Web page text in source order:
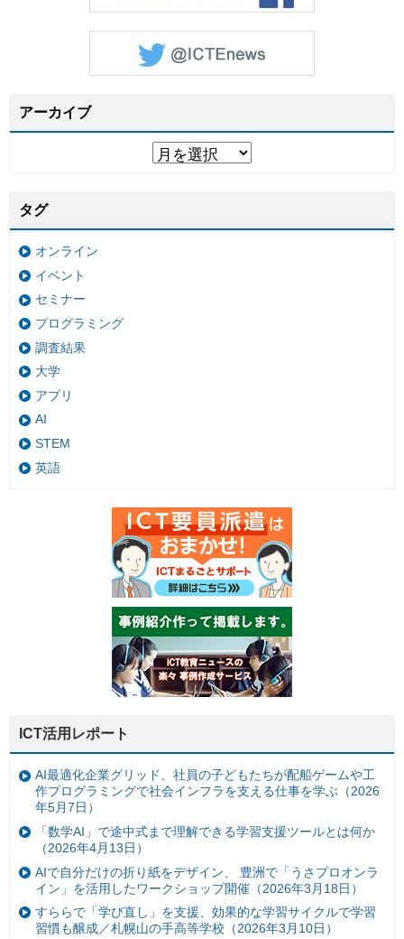
アーカイブ
タグ
オンライン
イベント
セミナー
プログラミング
調査結果
大学
アプリ
AI
STEM
英語
ICT活用レポート
AI最適化企業グリッド、社員の子どもたちが配船ゲームや工
作プログラミングで社会インフラを支える仕事を学ぶ（2026
年5月7日）
「数学AI」で途中式まで理解できる学習支援ツールとは何か
（2026年4月13日）
AIで自分だけの折り紙をデザイン、 豊洲で「うさプロオンラ
イン」を活用したワークショップ開催（2026年3月18日）
すららで「学び直し」を支援、効果的な学習サイクルで学習
習慣も醸成／札幌山の手高等学校（2026年3月10日）